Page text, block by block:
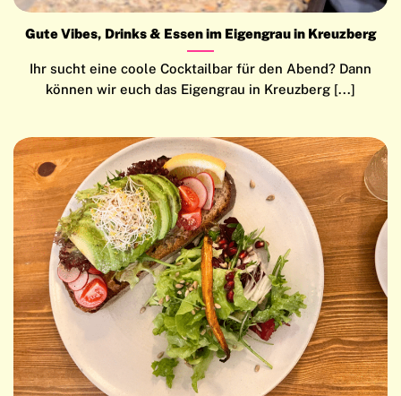
Gute Vibes, Drinks & Essen im Eigengrau in Kreuzberg
Ihr sucht eine coole Cocktailbar für den Abend? Dann
können wir euch das Eigengrau in Kreuzberg [...]